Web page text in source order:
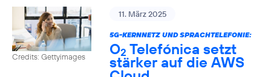
Credits: Gettyimages
11. März 2025
5G-KERNNETZ UND SPRACHTELEFONIE:
O2 Telefónica setzt
stärker auf die AWS